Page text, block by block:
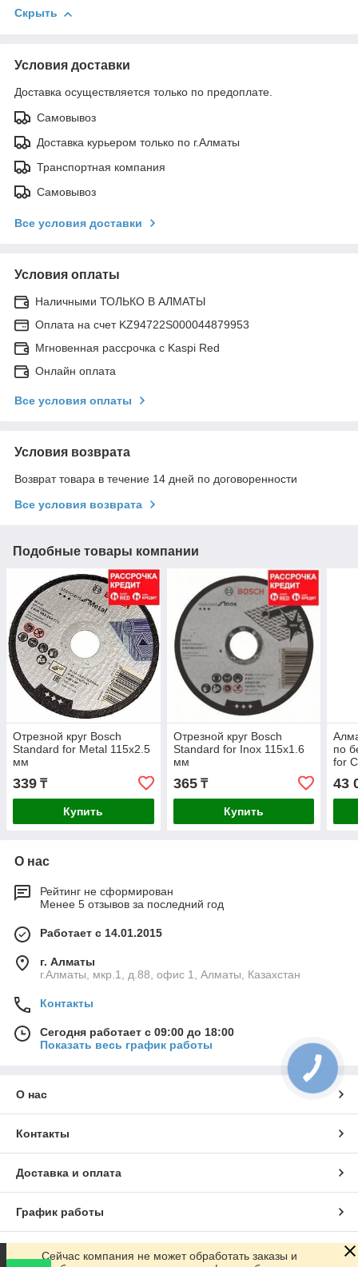
Скрыть
Условия доставки
Доставка осуществляется только по предоплате.
Самовывоз
Доставка курьером только по г.Алматы
Транспортная компания
Самовывоз
Все условия доставки
Условия оплаты
Наличными ТОЛЬКО В АЛМАТЫ
Оплата на счет KZ94722S000044879953
Мгновенная рассрочка с Kaspi Red
Онлайн оплата
Все условия оплаты
Условия возврата
Возврат товара в течение 14 дней по договоренности
Все условия возврата
Подобные товары компании
Отрезной круг Bosch
Standard for Metal 115x2.5
мм
339 ₸
Купить
Отрезной круг Bosch
Standard for Inox 115x1.6
мм
365₸
Купить
по
for
шт
43
О нас
Рейтинг не сформирован
Менее 5 отзывов за последний год
Работает с 14.01.2015
г. Алматы
г.Алматы, мкр.1, д.88, офис 1, Алматы, Казахстан
Контакты
Сегодня работает с 09:00 до 18:00
Показать весь график работы
О нас
Контакты
Доставка и оплата
График работы
Полная версия сайта
Сейчас компания не может обработать заказы и